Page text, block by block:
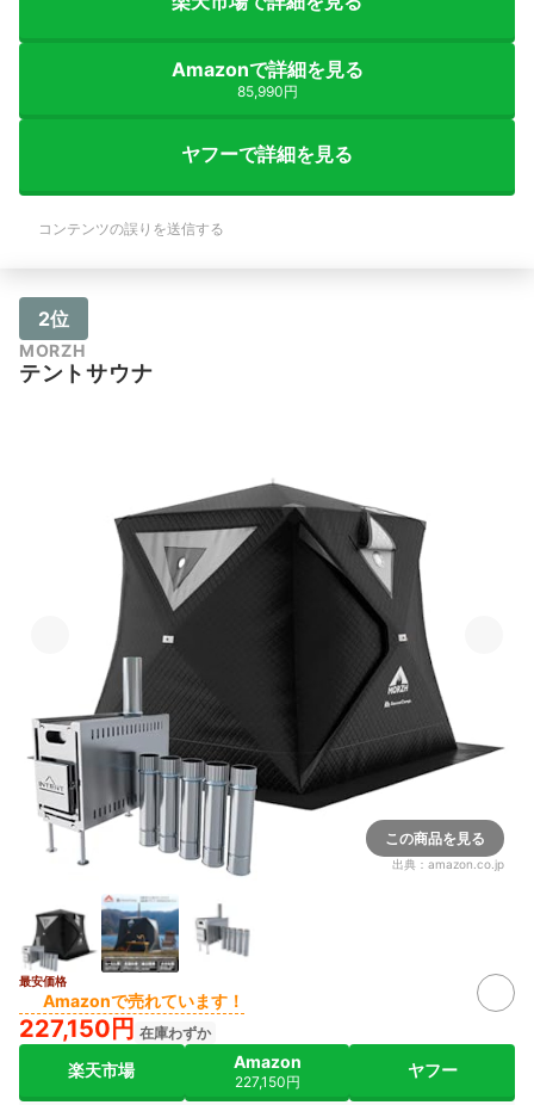
Amazonで詳細を見る
85,990円
ヤフーで詳細を見る
コンテンツの誤りを送信する
2位
MORZH
テントサウナ
この商品を見る
出典： amazon.co.jp
最安価格
Amazonで売れています！
227,150円 在庫わずか
楽天市場 Amazon
227,150円
ヤフー